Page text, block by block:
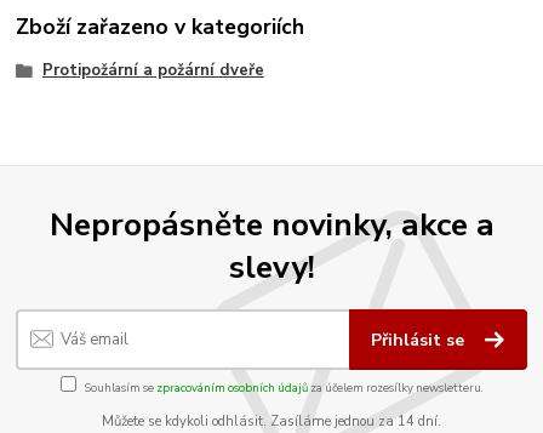
Zboží zařazeno v kategoriích
Protipožární a požární dveře
Nepropásněte novinky, akce a
slevy!
Přihlásit se
Souhlasím se zpracováním osobních údajůza účelem rozesílky newsletteru.
Můžete se kdykoli odhlásit. Zasíláme jednou za 14 dní.